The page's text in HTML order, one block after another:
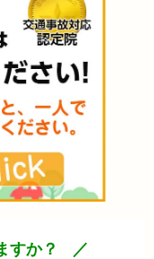
すか？